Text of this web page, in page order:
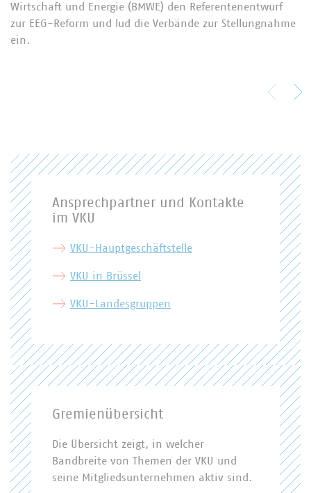
Wirtschaft und Energie (BMWE) den Referentenentwurf
zur EEG-Reform und lud die Verbände zur Stellungnahme
ein.
Ansprechpartner und Kontakte
im VKU
VKU-Hauptgeschäftstelle
VKU in Brüssel
VKU-Landesgruppen
Gremienübersicht
Die Übersicht zeigt, in welcher
Bandbreite von Themen der VKU und
seine Mitgliedsunternehmen aktiv sind.